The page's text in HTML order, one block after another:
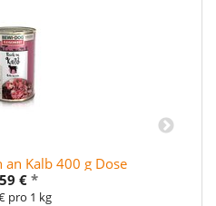
an Kalb 400 g Dose
€*
pro 1 kg